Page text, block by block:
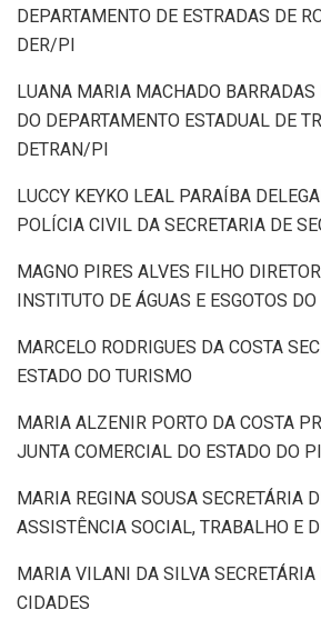
DEPARTAMENTO DE ESTRADAS DE
DER/PI
LUANA MARIA MACHADO BARRADAS
DO DEPARTAMENTO ESTADUAL DE
DETRAN/PI
LUCCY KEYKO LEAL PARAÍBA
POLÍCIA CIVIL DA SECRETARIA DE
MAGNO PIRES ALVES FILHO
INSTITUTO DE ÁGUAS E ESGOTOS
MARCELO RODRIGUES DA COSTA
ESTADO DO TURISMO
MARIA ALZENIR PORTO DA COSTA
JUNTA COMERCIAL DO ESTADO DO
MARIA REGINA SOUSA SECRETÁRIA
ASSISTÊNCIA SOCIAL, TRABALHO E
MARIA VILANI DA SILVA SECRETÁRIA
CIDADES